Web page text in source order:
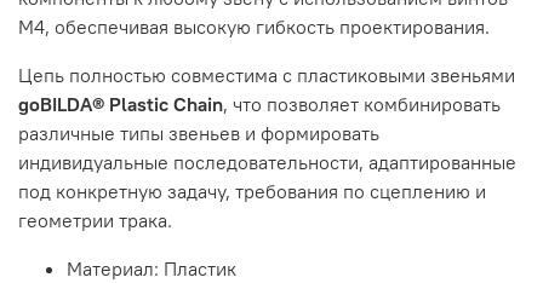
M4, обеспечивая высокую гибкость проектирования.
Цепь полностью совместима с пластиковыми звеньями
goBILDA® Plastic Chain, что позволяет комбинировать
различные типы звеньев и формировать
индивидуальные последовательности, адаптированные
под конкретную задачу, требования по сцеплению и
геометрии трака.
Материал: Пластик